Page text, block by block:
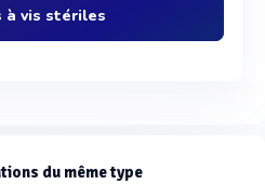
à vis stériles
du même type